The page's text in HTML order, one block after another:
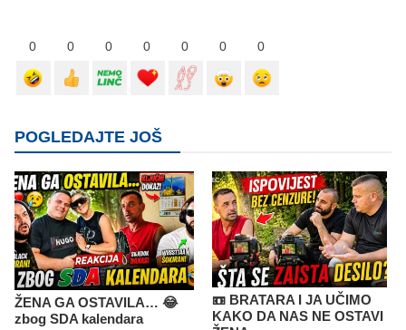
0 0 0 0 0 0 0
POGLEDAJTE JOŠ
ŽENA GA OSTAVILA… 😂
zbog SDA kalendara
📼 BRATARA I JA UČIMO
KAKO DA NAS NE OSTAVI